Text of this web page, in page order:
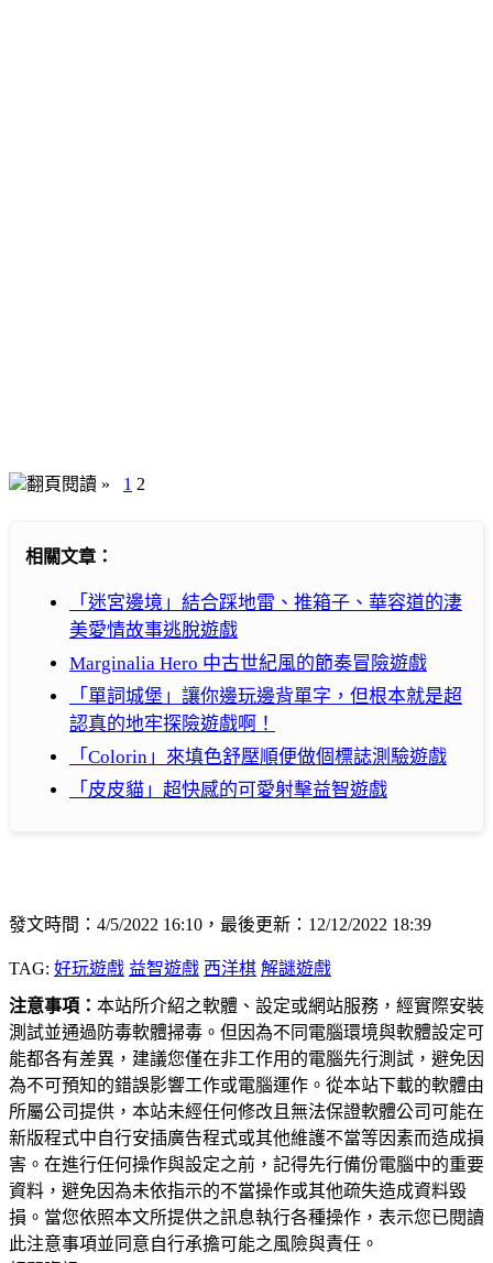
翻頁閱讀 » 1 2
相關文章：
「迷宮邊境」結合踩地雷、推箱子、華容道的淒
美愛情故事逃脫遊戲
Marginalia Hero 中古世紀風的節奏冒險遊戲
「單詞城堡」讓你邊玩邊背單字，但根本就是超
認真的地牢探險遊戲啊！
「Colorin」來填色舒壓順便做個標誌測驗遊戲
「皮皮貓」超快感的可愛射擊益智遊戲
發文時間：4/5/2022 16:10，最後更新：12/12/2022 18:39
TAG: 好玩遊戲 益智遊戲 西洋棋 解謎遊戲
注意事項： 本站所介紹之軟體、設定或網站服務，經實際安裝
測試並通過防毒軟體掃毒。但因為不同電腦環境與軟體設定可
能都各有差異，建議您僅在非工作用的電腦先行測試，避免因
為不可預知的錯誤影響工作或電腦運作。從本站下載的軟體由
所屬公司提供，本站未經任何修改且無法保證軟體公司可能在
新版程式中自行安插廣告程式或其他維護不當等因素而造成損
害。在進行任何操作與設定之前，記得先行備份電腦中的重要
資料，避免因為未依指示的不當操作或其他疏失造成資料毀
損。當您依照本文所提供之訊息執行各種操作，表示您已閱讀
此注意事項並同意自行承擔可能之風險與責任。